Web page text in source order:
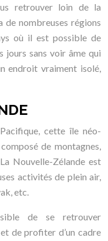
retrouver loin de la
de nombreuses régions
où il est possible de
jours sans voir âme qui
endroit vraiment isolé,
cette île néo-
de montagnes,
Nouvelle-Zélande est
activités de plein air,
etc.
de se retrouver
de profiter d’un cadre